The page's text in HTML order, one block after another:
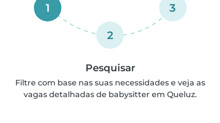
1
2
3
Pesquisar
Filtre com base nas suas necessidades e veja as
vagas detalhadas de babysitter em Queluz.